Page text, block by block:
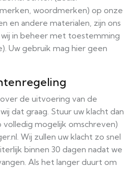
woordmerken) op onze
en andere materialen, zijn ons
in beheer met toestemming
Uw gebruik mag hier geen
de uitvoering van de
dat graag. Stuur uw klacht dan
volledig mogelijk omschreven)
Wij zullen uw klacht zo snel
binnen 30 dagen nadat we
Als het langer duurt om